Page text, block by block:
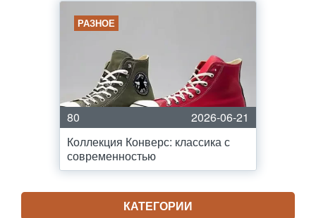
РАЗНОЕ
80
2026-06-21
Коллекция Конверс: классика с
современностью
КАТЕГОРИИ